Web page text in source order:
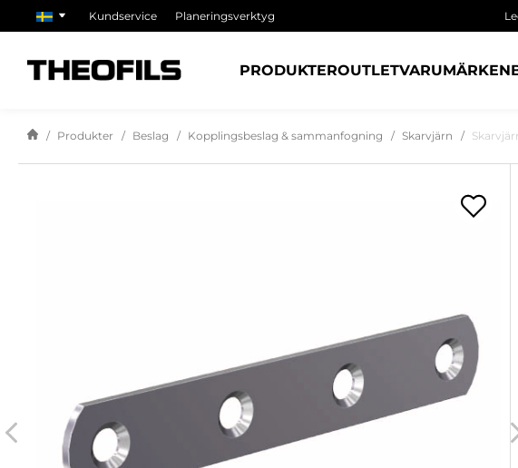
Kundservice Planeringsverktyg
PRODUKTEROUTLETVARUMÄRKEN
Produkter Beslag Kopplingsbeslag & sammanfogning Skarvjärn